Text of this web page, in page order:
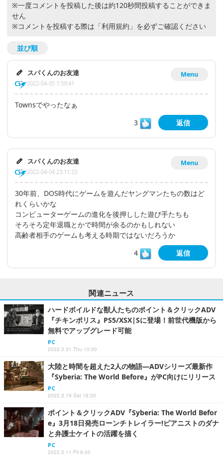
※一度コメントを投稿した後は約120秒間投稿することができま
せん
※コメントを投稿する際は 「利用規約」 を必ずご確認ください
並び順
Menu
スパくんのお友達
2022-04-05 1:59:41
Townsでやったなぁ
3
返信
Menu
スパくんのお友達
2022-04-04 23:11:23
30年前、DOS時代にゲームを遊んだヤングマンたちの数はど
れくらいかな
コンピューターゲームの進化を後押しした遊び手たちも
そろそろ定年退職とかで時間が余るのかもしれない
高齢者相手のゲームも考える時期ではないだろうか
4
返信
関連ニュース
ハードボイルドな獣人たちのポイント＆クリックADV
『チキンポリス』PS5/XSX|Sに登場！前世代機版から
無料でアップグレード可能
PC
2022.3.31 Thu 10:00
大陸と時間を超えた2人の物語―ADVシリーズ最新作
『Syberia: The World Before』がPC向けにリリース
PC
2022.3.19 Sat 18:30
ポイント＆クリックADV『Syberia: The World Befor
e』3月18日発売ローンチトレイラー!ピアニストのダナ
と弁護士ケイトの活躍を描く
PC
2022.3.11 Fri 6:00